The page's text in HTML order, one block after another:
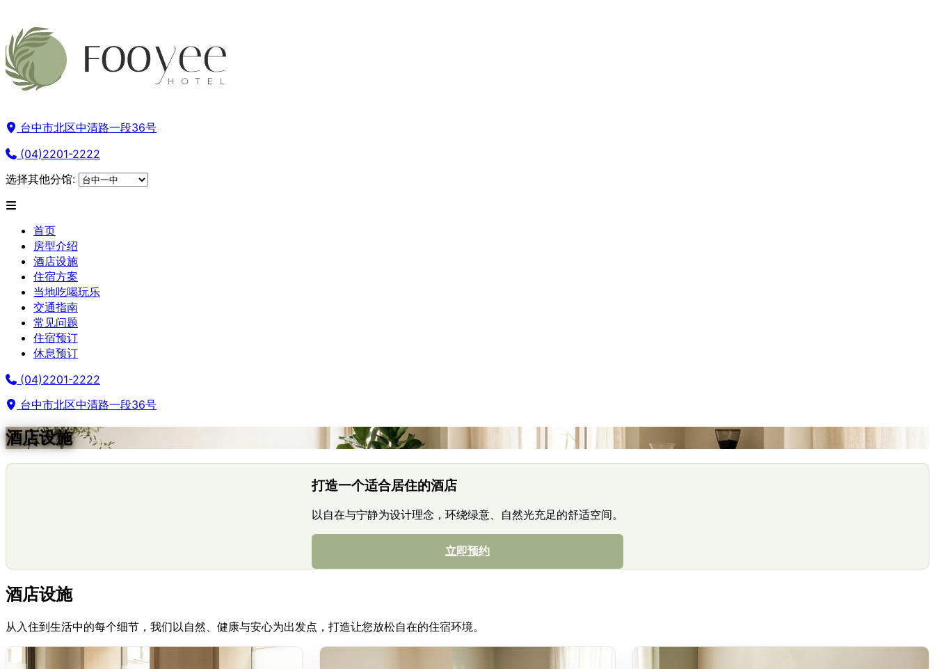
台中市北区中清路一段36号
(04)2201-2222
选择其他分馆:
首页
房型介绍
酒店设施
住宿方案
当地吃喝玩乐
交通指南
常见问题
住宿预订
休息预订
(04)2201-2222
台中市北区中清路一段36号
酒店设施
打造一个适合居住的酒店
以自在与宁静为设计理念，环绕绿意、自然光充足的舒适空间。
立即预约
酒店设施
从入住到生活中的每个细节，我们以自然、健康与安心为出发点，打造让您放松自在的住宿环境。